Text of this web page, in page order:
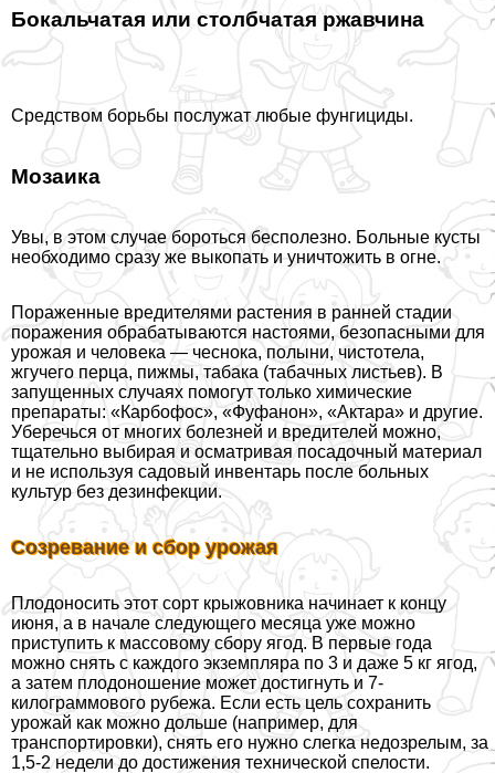
Бокальчатая или столбчатая ржавчина
Средством борьбы послужат любые фунгициды.
Мозаика
Увы, в этом случае бороться бесполезно. Больные кусты
необходимо сразу же выкопать и уничтожить в огне.
Пораженные вредителями растения в ранней стадии
поражения обpaбатываются настоями, безопасными для
урожая и человека — чеснока, полыни, чистотела,
жгучего перца, пижмы, табака (табачных листьев). В
запущенных случаях помогут только химические
препараты: «Карбофос», «Фуфанон», «Актара» и другие.
Уберечься от многих болезней и вредителей можно,
тщательно выбирая и осматривая посадочный материал
и не используя садовый инвентарь после больных
культур без дезинфекции.
Созревание и сбор урожая
Плодоносить этот сорт крыжовника начинает к концу
июня, а в начале следующего месяца уже можно
приступить к массовому сбору ягод. В первые года
можно снять с каждого экземпляра по 3 и даже 5 кг ягод,
а затем плодоношение может достигнуть и 7-
килограммового рубежа. Если есть цель сохранить
урожай как можно дольше (например, для
трaнcпортировки), снять его нужно слегка недозрелым, за
1,5-2 недели до достижения технической спелости.